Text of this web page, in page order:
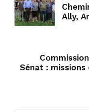
Ally,
Sénat : missions